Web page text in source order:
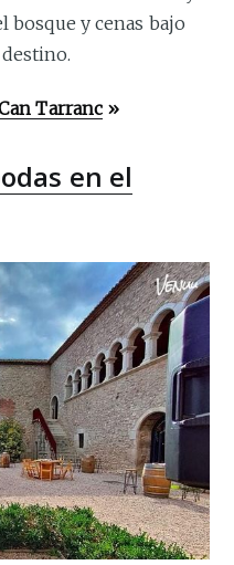
bosque y cenas bajo
Tarranc »
en el